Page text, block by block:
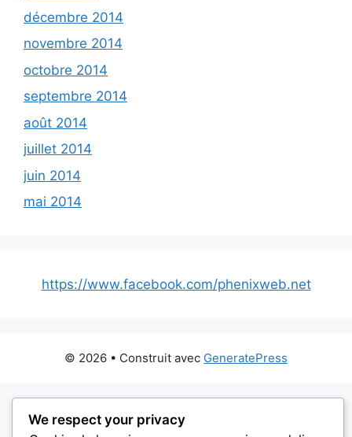
décembre 2014
novembre 2014
octobre 2014
septembre 2014
août 2014
juillet 2014
juin 2014
mai 2014
https://www.facebook.com/phenixweb.net
© 2026 • Construit avec GeneratePress
We respect your privacy